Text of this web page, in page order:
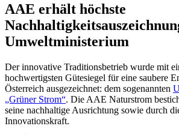
AAE erhält höchste
Umweltministerium
Der innovative Traditionsbetrieb wurde mit
hochwertigsten Gütesiegel für eine saubere
Österreich ausgezeichnet: dem sogenannten
„Grüner Strom“. Die AAE Naturstrom
seine nachhaltige Ausrichtung sowie durch
Innovationskraft.